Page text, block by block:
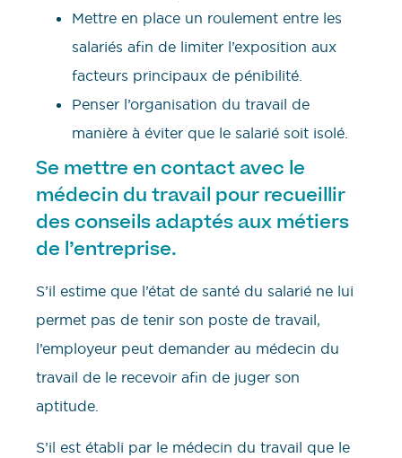
Mettre en place un roulement entre les
salariés afin de limiter l’exposition aux
facteurs principaux de pénibilité.
Penser l’organisation du travail de
manière à éviter que le salarié soit isolé.
Se mettre en contact avec le
médecin du travail pour recueillir
des conseils adaptés aux métiers
de l’entreprise.
S’il estime que l’état de santé du salarié ne lui
permet pas de tenir son poste de travail,
l’employeur peut demander au médecin du
travail de le recevoir afin de juger son
aptitude.
S’il est établi par le médecin du travail que le